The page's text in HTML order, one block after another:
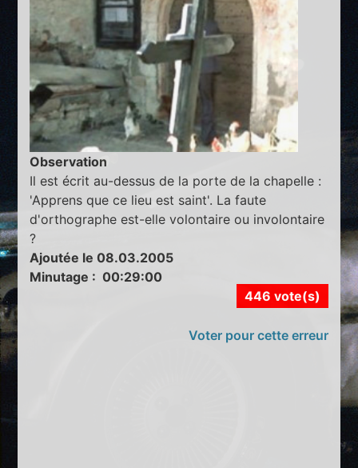
Observation
Il est écrit au-dessus de la porte de la chapelle :
'Apprens que ce lieu est saint'. La faute
d'orthographe est-elle volontaire ou involontaire
?
Ajoutée le 08.03.2005
Minutage : 00:29:00
446 vote(s)
Voter pour cette erreur